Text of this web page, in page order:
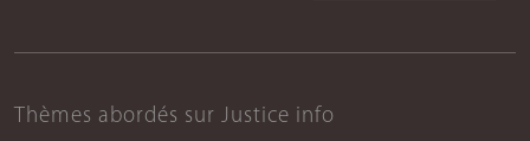
Thèmes abordés sur Justice info